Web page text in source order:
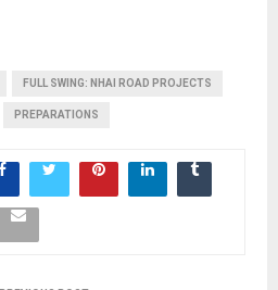
FULL SWING: NHAI ROAD PROJECTS
PREPARATIONS